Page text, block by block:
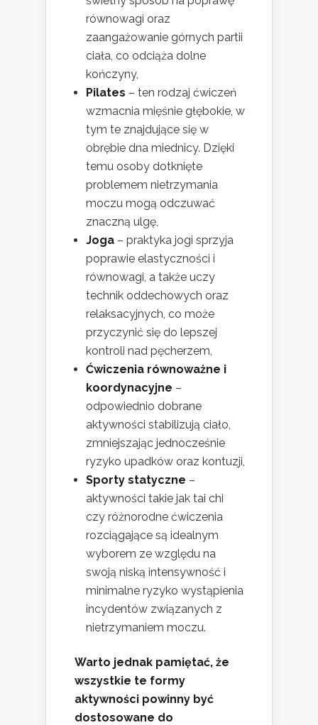
równowagi oraz
zaangażowanie górnych partii
ciała, co odciąża dolne
kończyny,
Pilates – ten rodzaj ćwiczeń
wzmacnia mięśnie głębokie, w
tym te znajdujące się w
obrębie dna miednicy. Dzięki
temu osoby dotknięte
problemem nietrzymania
moczu mogą odczuwać
znaczną ulgę,
Joga – praktyka jogi sprzyja
poprawie elastyczności i
równowagi, a także uczy
technik oddechowych oraz
relaksacyjnych, co może
przyczynić się do lepszej
kontroli nad pęcherzem,
Ćwiczenia równoważne i
koordynacyjne –
odpowiednio dobrane
aktywności stabilizują ciało,
zmniejszając jednocześnie
ryzyko upadków oraz kontuzji,
Sporty statyczne –
aktywności takie jak tai chi
czy różnorodne ćwiczenia
rozciągające są idealnym
wyborem ze względu na
swoją niską intensywność i
minimalne ryzyko wystąpienia
incydentów związanych z
nietrzymaniem moczu.
Warto jednak pamiętać, że
wszystkie te formy
aktywności powinny być
dostosowane do